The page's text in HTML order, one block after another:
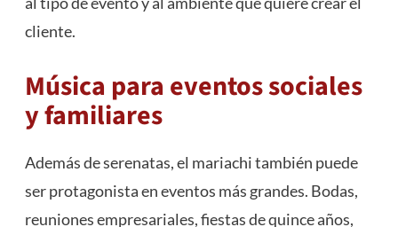
cliente.
Música para eventos sociales
y familiares
Además de serenatas, el mariachi también puede
ser protagonista en eventos más grandes. Bodas,
reuniones empresariales, fiestas de quince años,